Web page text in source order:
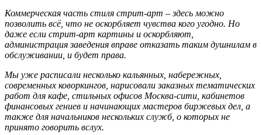
Коммерческая часть стиля стрит-арт – здесь можно
позволить всё, что не оскорбляет чувства кого угодно. Но
даже если стрит-арт картины и оскорбляют,
администрация заведения вправе отказать таким душнилам в
обслуживании, и будет права.
Мы уже расписали несколько кальянных, набережных,
современных коворкингов, нарисовали заказных тематических
работ для кафе, стильных офисов Москва-сити, кабинетов
финансовых гениев и начинающих мастеров биржевых дел, а
также для начальников нескольких служб, о которых не
принято говорить вслух.